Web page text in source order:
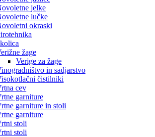
jelke
lučke
okraski
žage
Verige za žage
in sadjarstvo
čistilniki
cev
garniture
garniture in stoli
garniture
stoli
stoli